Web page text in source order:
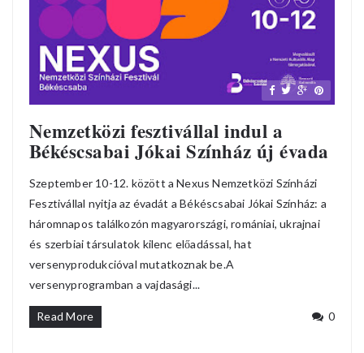
Nemzetközi fesztivállal indul a
Békéscsabai Jókai Színház új évada
Szeptember 10-12. között a Nexus Nemzetközi Színházi
Fesztivállal nyitja az évadát a Békéscsabai Jókai Színház: a
háromnapos találkozón magyarországi, romániai, ukrajnai
és szerbiai társulatok kilenc előadással, hat
versenyprodukcióval mutatkoznak be.A
versenyprogramban a vajdasági...
Read More 0